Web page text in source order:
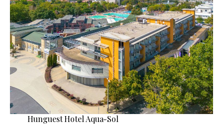
Hunguest Hotel Aqua-Sol